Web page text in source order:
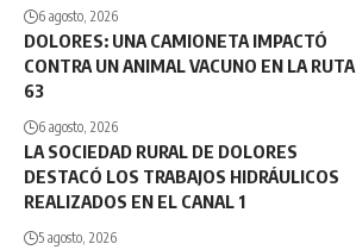
6 agosto, 2026
DOLORES: UNA CAMIONETA IMPACTÓ
CONTRA UN ANIMAL VACUNO EN LA RUTA
63
6 agosto, 2026
LA SOCIEDAD RURAL DE DOLORES
DESTACÓ LOS TRABAJOS HIDRÁULICOS
REALIZADOS EN EL CANAL 1
5 agosto, 2026